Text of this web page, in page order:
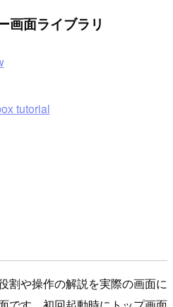
画面ライブラリ
tutorial
割や操作の解説を実際の画面に